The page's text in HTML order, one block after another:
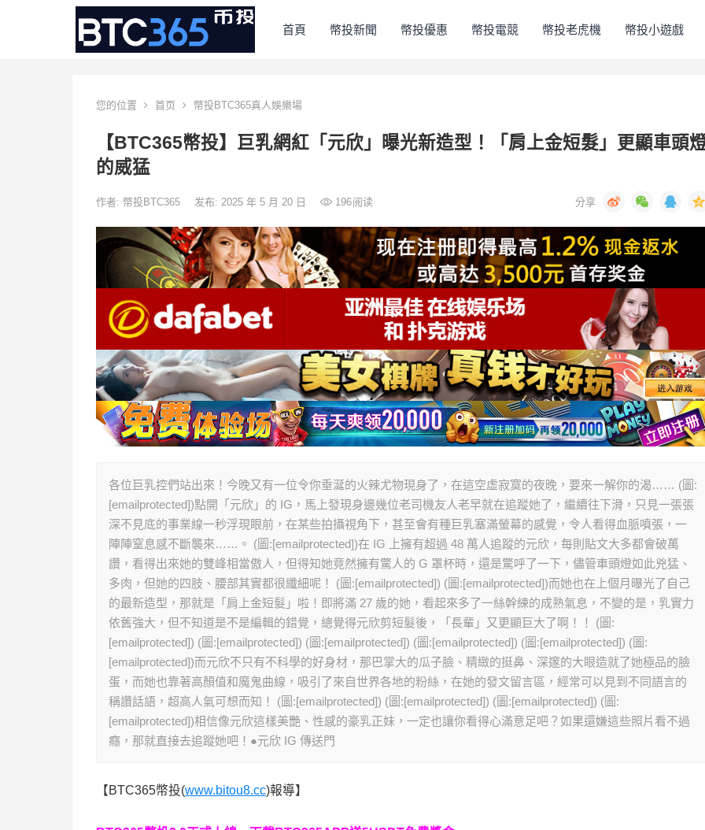
首頁 幣投新聞 幣投優惠 幣投電競 幣投老虎機 幣投小遊戲
您的位置 首页 幣投BTC365真人娛樂場
【BTC365幣投】巨乳網紅「元欣」曝光新造型！「肩上金短髮」更顯車頭
的威猛
作者: 幣投BTC365 发布: 2025 年 5 月 20 日 196阅读
各位巨乳控們站出來！今晚又有一位令你垂涎的火辣尤物現身了，在這空虛寂寞的夜晚，要來一解你的渴…… (圖:
[emailprotected])點開「元欣」的 IG，馬上發現身邊幾位老司機友人老早就在追蹤她了，繼續往下滑，只見一張張
深不見底的事業線一秒浮現眼前，在某些拍攝視角下，甚至會有種巨乳塞滿螢幕的感覺，令人看得血脈噴張，一
陣陣窒息感不斷襲來……。 (圖:[emailprotected])在 IG 上擁有超過 48 萬人追蹤的元欣，每則貼文大多都會破萬
讚，看得出來她的雙峰相當傲人，但得知她竟然擁有驚人的 G 罩杯時，還是驚呼了一下，儘管車頭燈如此兇猛、
多肉，但她的四肢、腰部其實都很纖細呢！ (圖:[emailprotected]) (圖:[emailprotected])而她也在上個月曝光了自己
的最新造型，那就是「肩上金短髮」啦！即將滿 27 歲的她，看起來多了一絲幹練的成熟氣息，不變的是，乳實力
依舊強大，但不知道是不是編輯的錯覺，總覺得元欣剪短髮後，「長輩」又更顯巨大了啊！！ (圖:
[emailprotected]) (圖:[emailprotected]) (圖:[emailprotected]) (圖:[emailprotected]) (圖:[emailprotected]) (圖:
[emailprotected])而元欣不只有不科學的好身材，那巴掌大的瓜子臉、精緻的挺鼻、深邃的大眼造就了她極品的臉
蛋，而她也靠著高顏值和魔鬼曲線，吸引了來自世界各地的粉絲，在她的發文留言區，經常可以見到不同語言的
稱讚話語，超高人氣可想而知！ (圖:[emailprotected]) (圖:[emailprotected]) (圖:[emailprotected]) (圖:
[emailprotected])相信像元欣這樣美艷、性感的豪乳正妹，一定也讓你看得心滿意足吧？如果還嫌這些照片看不過
癮，那就直接去追蹤她吧！●元欣 IG 傳送門
【BTC365幣投(www.bitou8.cc)報導】